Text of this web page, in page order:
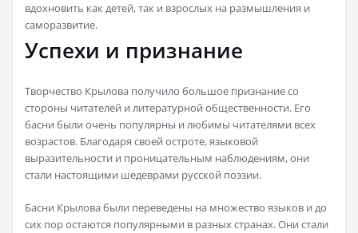
вдохновить как детей, так и взрослых на размышления и
саморазвитие.
Успехи и признание
Творчество Крылова получило большое признание со
стороны читателей и литературной общественности. Его
басни были очень популярны и любимы читателями всех
возрастов. Благодаря своей остроте, языковой
выразительности и проницательным наблюдениям, они
стали настоящими шедеврами русской поэзии.
Басни Крылова были переведены на множество языков и до
сих пор остаются популярными в разных странах. Они стали